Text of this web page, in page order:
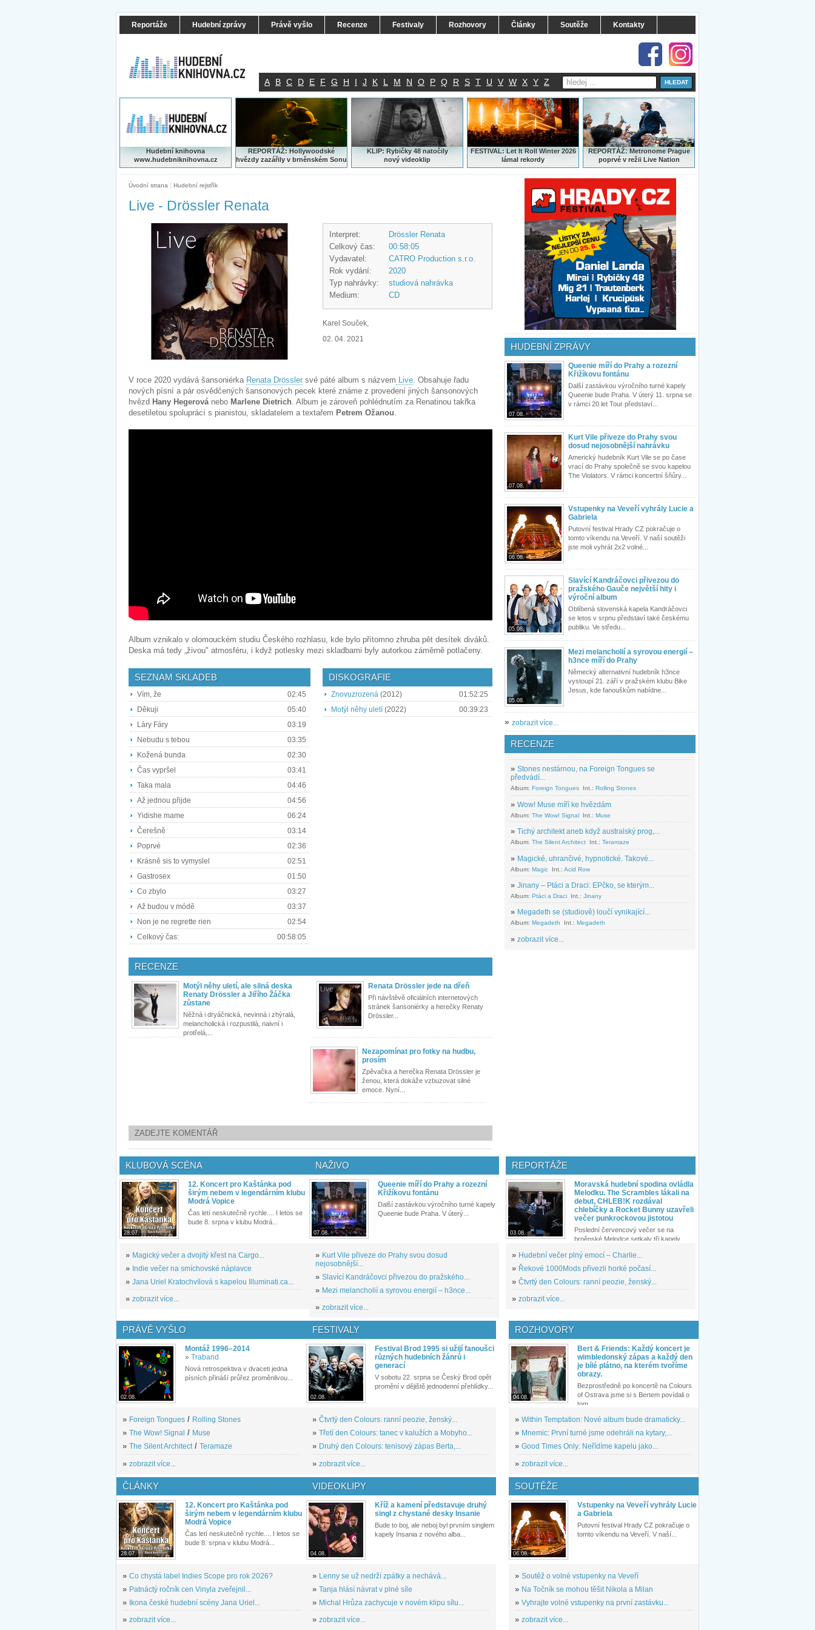
Reportáže Hudební zprávy Právě vyšlo Recenze Festivaly Rozhovory Články Soutěže Kontakty
A B C D E F G H I J K L M N O P Q R S T U V W X Y Z
Hudební knihovna
www.hudebniknihovna.cz
REPORTÁŽ: Hollywoodské
hvězdy zazářily v brněnském Sonu
KLIP: Rybičky 48 natočily
nový videoklip
FESTIVAL: Let It Roll Winter 2026
lámal rekordy
REPORTÁŽ:Metronome Prague
poprvé v režii Live Nation
Úvodní strana | Hudební rejstřík
Live - Drössler Renata
Interpret:
Drössler Renata
Celkový čas:
00:58:05
Vydavatel:
CATRO Production s.r.o.
Rok vydání:
2020
Typ nahrávky:
studiová nahrávka
Medium:
CD
Karel Souček,
02. 04. 2021
V roce 2020 vydává šansoniérka Renata Drössler své páté album s názvem Live. Obsahuje řadu
nových písní a pár osvědčených šansonových pecek které známe z provedení jiných šansonových
hvězd Hany Hegerovánebo Marlene Dietrich. Album je zároveň pohlédnutím za Renatinou takřka
desetiletou spoluprácí s pianistou, skladatelem a textařem Petrem Ožanou.
Album vznikalo v olomouckém studiu Českého rozhlasu, kde bylo přítomno zhruba pět desítek diváků.
Deska má tedy „živou" atmosféru, i když potlesky mezi skladbami byly autorkou záměrně potlačeny.
SEZNAM SKLADEB
Vím, že
02:45
Děkuji
05:40
Láry Fáry
03:19
Nebudu s tebou
03:35
Kožená bunda
02:30
Čas vypršel
03:41
Taka mala
04:46
Až jednou přijde
04:56
Yidishe mame
06:24
Čerešně
03:14
Poprvé
02:36
Krásně sis to vymyslel
02:51
Gastrosex
01:50
Co zbylo
03:27
Až budou v módě
03:37
Non je ne regrette rien
02:54
Celkový čas:
00:58:05
DISKOGRAFIE
Znovuzrozená (2012)
01:52:25
Motýl něhy uletí (2022) 00:39:23
RECENZE
Motýl něhy uletí, ale silná deska
Renaty Drössler a Jiřího Žáčka
zůstane
Něžná i dryáčnická, nevinná i zhýralá,
melancholická i rozpustilá, naivní i
protřelá,...
Renata Drössler jede na dřeň
Při návštěvě oficiálních internetových
stránek šansoniérky a herečky Renaty
Drössler...
Nezapomínat pro fotky na hudbu,
prosím
Zpěvačka a herečka Renata Drössler je
ženou, která dokáže vzbuzovat silné
emoce. Nyní...
ZADEJTE KOMENTÁŘ
HUDEBNÍ ZPRÁVY
07.08.
Queenie míří do Prahy a rozezní
Křižíkovu fontánu
Další zastávkou výročního turné kapely
Queenie bude Praha. V úterý 11. srpna se
v rámci 20 let Tour představí...
07.08.
Kurt Vile přiveze do Prahy svou
dosud nejosobnější nahrávku
Americký hudebník Kurt Vile se po čase
vrací do Prahy společně se svou kapelou
The Violators. V rámci koncertní šňůry...
06.08.
Vstupenky na Veveří vyhrály Lucie a
Gabriela
Putovní festival Hrady CZ pokračuje o
tomto víkendu na Veveří. V naší soutěži
jste moli vyhrát 2x2 volné...
05.08.
Slavící Kandráčovci přivezou do
pražského Gauče největší hity i
výroční album
Oblíbená slovenská kapela Kandráčovci
se letos v srpnu představí také českému
publiku. Ve středu...
05.08.
Mezi melancholií a syrovou energií –
h3nce míří do Prahy
Německý alternativní hudebník h3nce
vystoupí 21. září v pražském klubu Bike
Jesus, kde fanouškům nabídne...
» zobrazit více...
RECENZE
» Stones nestárnou, na Foreign Tongues se
předvádí...
Album: Foreign Tongues Int.: Rolling Stones
» Wow! Muse míří ke hvězdám
Album: The Wow! Signal Int.: Muse
» Tichý architekt aneb když australský prog,...
Album: The Silent Architect Int.: Teramaze
» Magické, uhrančivé, hypnotické. Takové...
Album: Magic Int.: Acid Row
» Jinany – Ptáci a Draci: EPčko, se kterým...
Album: Ptáci a Draci Int.: Jinany
» Megadeth se (studiově) loučí vynikající...
Album: Megadeth Int.: Megadeth
» zobrazit více...
KLUBOVÁ SCÉNA
28.07.
12. Koncert pro Kaštánka pod
širým nebem v legendárním klubu
Modrá Vopice
Čas letí neskutečně rychle.... I letos se
bude 8. srpna v klubu Modrá...
» Magický večer a dvojitý křest na Cargo...
» Indie večer na smíchovské náplavce
» Jana Uriel Kratochvílová s kapelou Illuminati.ca...
» zobrazit více...
NAŽIVO
07.08.
Queenie míří do Prahy a rozezní
Křižíkovu fontánu
Další zastávkou výročního turné kapely
Queenie bude Praha. V úterý...
» Kurt Vile přiveze do Prahy svou dosud
nejosobnější...
» Slavící Kandráčovci přivezou do pražského...
» Mezi melancholií a syrovou energií – h3nce...
» zobrazit více...
REPORTÁŽE
03.08.
Moravská hudební spodina ovládla
Melodku. The Scrambles lákali na
debut, CHLEB!K rozdával
chlebíčky a Rocket Bunny uzavřeli
večer punkrockovou jistotou
Poslední červencový večer se na
brněnské Melodce setkaly tři kapely...
» Hudební večer plný emocí – Charlie...
» Řekové 1000Mods přivezli horké počasí...
» Čtvrtý den Colours: ranní peozie, ženský...
» zobrazit více...
PRÁVĚ VYŠLO
02.08.
Montáž 1996–2014
» Traband
Nová retrospektiva v dvaceti jedna
písních přináší průřez proměnlivou...
» Foreign Tongues / Rolling Stones
» The Wow! Signal / Muse
» The Silent Architect/ Teramaze
» zobrazit více...
FESTIVALY
02.08.
Festival Brod 1995 si užijí fanoušci
různých hudebních žánrů i
generací
V sobotu 22. srpna se Český Brod opět
promění v dějiště jednodenní přehlídky...
» Čtvrtý den Colours: ranní peozie, ženský...
» Třetí den Colours: tanec v kalužích a Mobyho...
» Druhý den Colours: tenisový zápas Berta,...
» zobrazit více...
ROZHOVORY
04.08.
Bert & Friends: Každý koncert je
wimbledonský zápas a každý den
je bílé plátno, na kterém tvoříme
obrazy.
Bezprostředně po koncertě na Colours
of Ostrava jsme si s Bertem povídali o
tom,...
» Within Temptation: Nové album bude dramaticky...
» Mnemic: První turné jsme odehráli na kytary,...
» Good Times Only: Neřídíme kapelu jako...
» zobrazit více...
ČLÁNKY
28.07.
12. Koncert pro Kaštánka pod
širým nebem v legendárním klubu
Modrá Vopice
Čas letí neskutečně rychle.... I letos se
bude 8. srpna v klubu Modrá...
» Co chystá label Indies Scope pro rok 2026?
» Patnáctý ročník cen Vinyla zveřejnil...
» Ikona české hudební scény Jana Uriel...
» zobrazit více...
VIDEOKLIPY
04.08.
Kříž a kamení představuje druhý
singl z chystané desky Insanie
Bude to boj, ale neboj byl prvním singlem
kapely Insania z nového alba...
» Lenny se už nedrží zpátky a nechává...
» Tanja hlásí návrat v plné síle
» Michal Hrůza zachycuje v novém klipu sílu...
» zobrazit více...
SOUTĚŽE
06.08.
Vstupenky na Veveří vyhrály Lucie
a Gabriela
Putovní festival Hrady CZ pokračuje o
tomto víkendu na Veveří. V naší...
» Soutěž o volné vstupenky na Veveří
» Na Točník se mohou těšit Nikola a Milan
» Vyhrajte volné vstupenky na první zastávku...
» zobrazit více...